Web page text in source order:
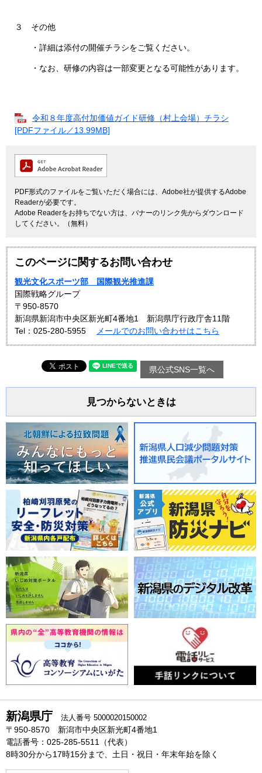
３ その他
・詳細は添付の開催チラシをご覧ください。
・なお、研修の内容は一部変更となる可能性があります。
令和８年度高付加価値ガイド研修（村上会場）チラシ
[PDFファイル／13.99MB]
PDF形式のファイルをご覧いただく場合には、Adobe社が提供するAdobe
Readerが必要です。
Adobe Readerをお持ちでない方は、バナーのリンク先からダウンロード
してください。（無料）
このページに関するお問い合わせ
観光文化スポーツ部 国際観光推進課
国際戦略グループ
〒950-8570
新潟県新潟市中央区新光町4番地1 新潟県庁行政庁舎11階
Tel：025-280-5955
メールでのお問い合わせはこちら
県公式SNS一覧へ
見つからないときは
新潟県庁 法人番号 5000020150002
〒950-8570 新潟市中央区新光町4番地1
電話番号：025-285-5511（代表）
8時30分から17時15分まで、土日・祝日・年末年始を除く